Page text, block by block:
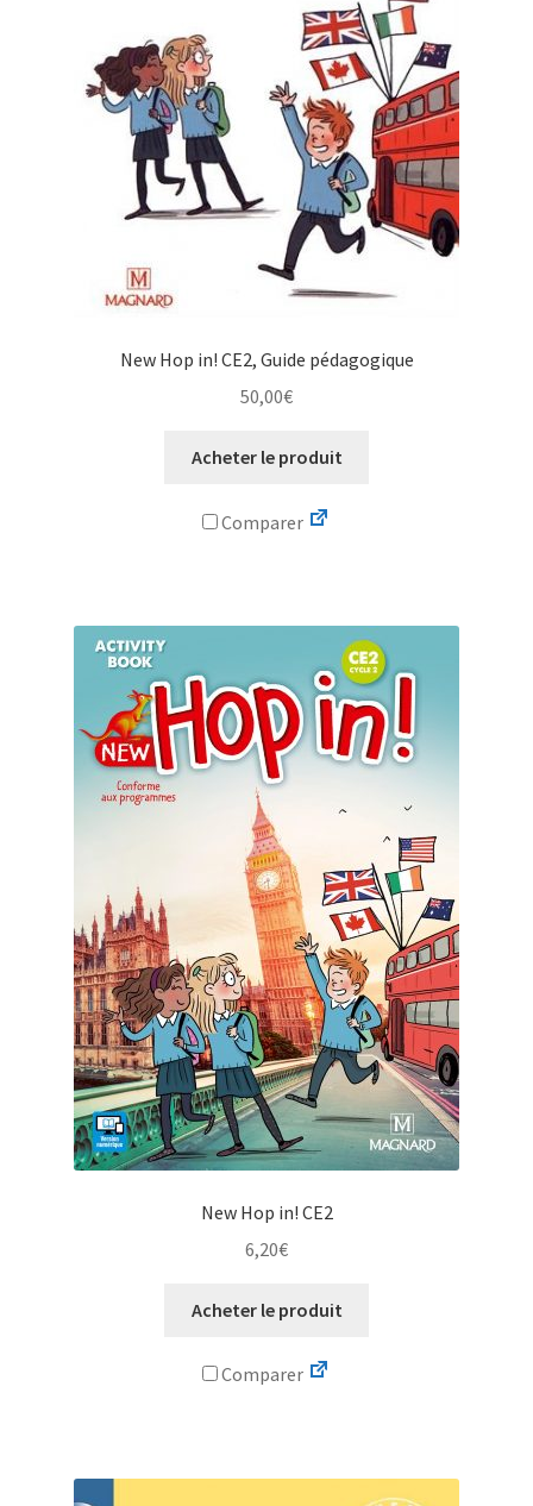
New Hop in! CE2, Guide pédagogique
50,00€
Acheter le produit
Comparer
New Hop in! CE2
6,20€
Acheter le produit
Comparer